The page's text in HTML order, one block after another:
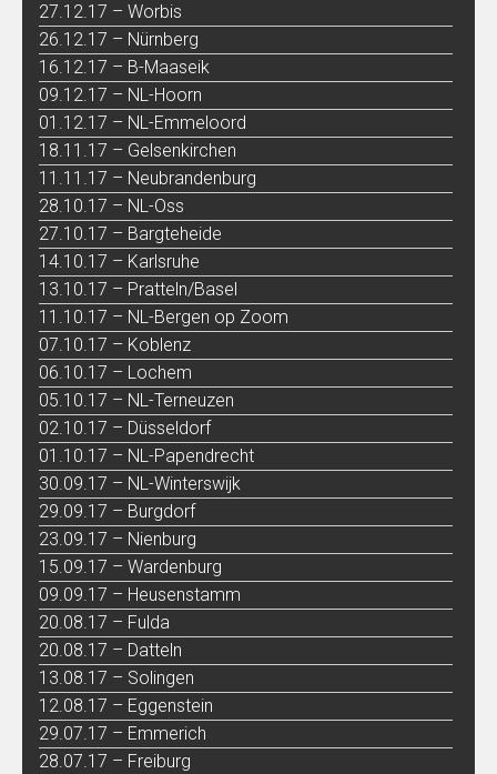
27.12.17 – Worbis
26.12.17 – Nürnberg
16.12.17 – B-Maaseik
09.12.17 – NL-Hoorn
01.12.17 – NL-Emmeloord
18.11.17 – Gelsenkirchen
11.11.17 – Neubrandenburg
28.10.17 – NL-Oss
27.10.17 – Bargteheide
14.10.17 – Karlsruhe
13.10.17 – Pratteln/Basel
11.10.17 – NL-Bergen op Zoom
07.10.17 – Koblenz
06.10.17 – Lochem
05.10.17 – NL-Terneuzen
02.10.17 – Düsseldorf
01.10.17 – NL-Papendrecht
30.09.17 – NL-Winterswijk
29.09.17 – Burgdorf
23.09.17 – Nienburg
15.09.17 – Wardenburg
09.09.17 – Heusenstamm
20.08.17 – Fulda
20.08.17 – Datteln
13.08.17 – Solingen
12.08.17 – Eggenstein
29.07.17 – Emmerich
28.07.17 – Freiburg